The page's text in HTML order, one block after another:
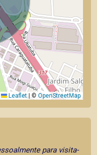
Leaflet |© OpenStreetMap
para visita-